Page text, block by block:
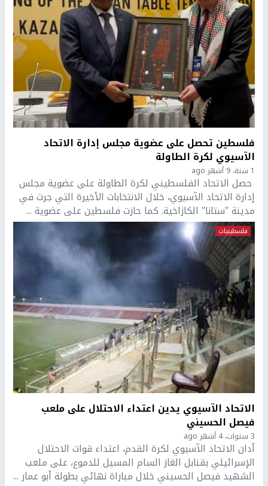
فلسطين تحصل على عضوية مجلس إدارة الاتحاد
الآسيوي لكرة الطاولة
1 سنة، 9 أشهر ago
حصل الاتحاد الفلسطيني لكرة الطاولة على عضوية مجلس
إدارة الاتحاد الآسيوي، خلال الانتخابات الأخيرة التي جرت في
مدينة "ستانا" الكازاخية. كما حازت فلسطين على عضوية ...
فلسطينيات
الاتحاد الآسيوي يدين اعتداء الاحتلال على ملعب
فيصل الحسيني
3 سنوات، 4 أشهر ago
أدان الاتحاد الآسيوي لكرة القدم، اعتداء قوات الاحتلال
الإسرائيلي بقنابل الغاز السام المسيل للدموع، على ملعب
الشهيد فيصل الحسيني خلال مباراة نهائي بطولة أبو عمار ...